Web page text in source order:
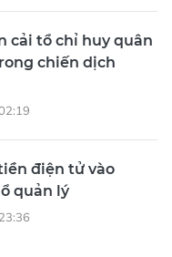
cải tổ chỉ huy quân
chiến dịch
điện tử vào
quản lý